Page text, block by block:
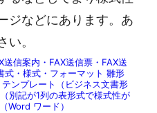
ジなどにあります。あ
い。
送信案内・FAX送信票・FAX送
式・様式・フォーマット 雛形
テンプレート（ビジネス文書形
別記が1列の表形式で様式性が
Word ワード）